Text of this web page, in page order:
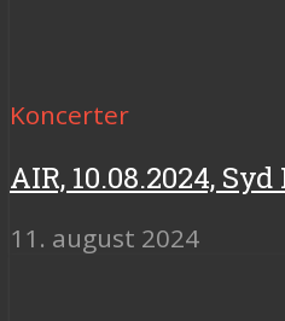
Koncerter
AIR, 10.08.2024,
11. august 2024